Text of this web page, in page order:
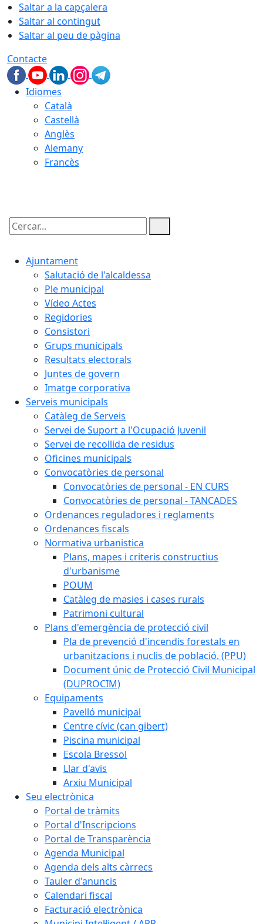
Saltar a la capçalera
Saltar al contingut
Saltar al peu de pàgina
Contacte
Idiomes
Català
Castellà
Anglès
Alemany
Francès
Cercar:
Ajuntament
Salutació de l'alcaldessa
Ple municipal
Vídeo Actes
Regidories
Consistori
Grups municipals
Resultats electorals
Juntes de govern
Imatge corporativa
Serveis municipals
Catàleg de Serveis
Servei de Suport a l'Ocupació Juvenil
Servei de recollida de residus
Oficines municipals
Convocatòries de personal
Convocatòries de personal - EN CURS
Convocatòries de personal - TANCADES
Ordenances reguladores i reglaments
Ordenances fiscals
Normativa urbanistica
Plans, mapes i criteris constructius
d'urbanisme
POUM
Catàleg de masies i cases rurals
Patrimoni cultural
Plans d'emergència de protecció civil
Pla de prevenció d'incendis forestals en
urbanitzacions i nuclis de població. (PPU)
Document únic de Protecció Civil Municipal
(DUPROCIM)
Equipaments
Pavelló municipal
Centre cívic (can gibert)
Piscina municipal
Escola Bressol
Llar d'avis
Arxiu Municipal
Seu electrònica
Portal de tràmits
Portal d'Inscripcions
Portal de Transparència
Agenda Municipal
Agenda dels alts càrrecs
Tauler d'anuncis
Calendari fiscal
Facturació electrònica